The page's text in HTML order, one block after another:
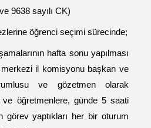
9638 sayılı CK)
öğrenci seçimi sürecinde;
hafta sonu yapılması
il komisyonu başkan ve
ve gözetmen olarak
ve öğretmenlere, günde 5 saati
görev yaptıkları her bir oturum